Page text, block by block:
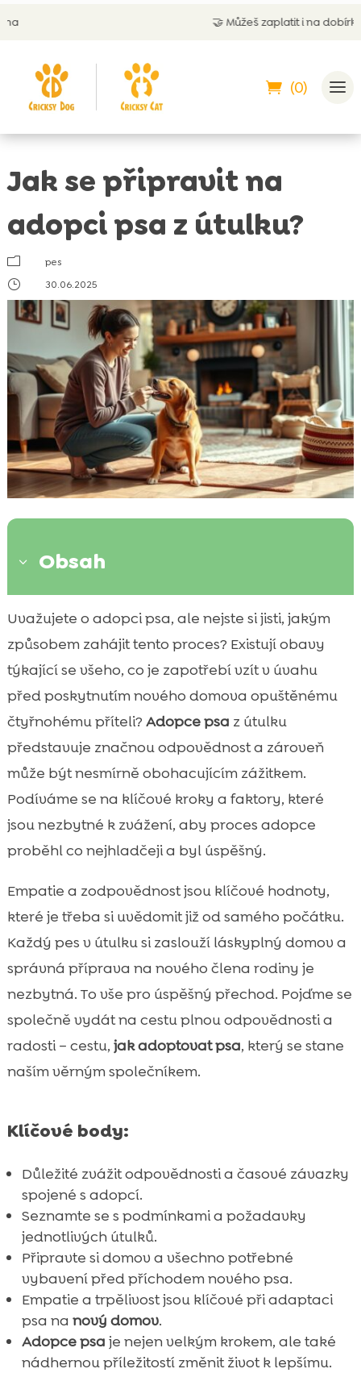
Můžeš zaplatit i na dobírku
(0)
Jak se připravit na
adopci psa z útulku?
m
pes
}
30.06.2025
3 Obsah
 Proč adoptovat psa z útulku?
 Jak najít vhodného psa pro adopci?
 Příprava na přijetí psa z útulku

Co potřebujete mít doma před příchodem
psa?
Jak zvládnout první dny s novým psem?
Důležitost výživy pro nového psa
Výběr vhodného krmiva
Veterinární péče a pravidelné prohlídky
Vztah a socializace s novým psem
 Výcvik a trénink psa
 Řešení problémového chování
 Podpora od komunity a další zdroje
 Závěr
 FAQ
Uvažujete o adopci psa, ale nejste si jisti, jakým
způsobem zahájit tento proces? Existují obavy
týkající se všeho, co je zapotřebí vzít v úvahu
před poskytnutím nového domova opuštěnému
čtyřnohému příteli? Adopce psa z útulku
představuje značnou odpovědnost a zároveň
může být nesmírně obohacujícím zážitkem.
Podíváme se na klíčové kroky a faktory, které
jsou nezbytné k zvážení, aby proces adopce
proběhl co nejhladčeji a byl úspěšný.
Empatie a zodpovědnost jsou klíčové hodnoty,
které je třeba si uvědomit již od samého počátku.
Každý pes v útulku si zaslouží láskyplný domov a
správná příprava na nového člena rodiny je
nezbytná. To vše pro úspěšný přechod. Pojďme se
společně vydát na cestu plnou odpovědnosti a
radosti – cestu, jak adoptovat psa, který se stane
naším věrným společníkem.
Klíčové body:
Důležité zvážit odpovědnosti a časové závazky
spojené s adopcí.
Seznamte se s podmínkami a požadavky
jednotlivých útulků.
Připravte si domov a všechno potřebné
vybavení před příchodem nového psa.
Empatie a trpělivost jsou klíčové při adaptaci
psa na nový domov.
Adopce psa je nejen velkým krokem, ale také
nádhernou příležitostí změnit život k lepšímu.